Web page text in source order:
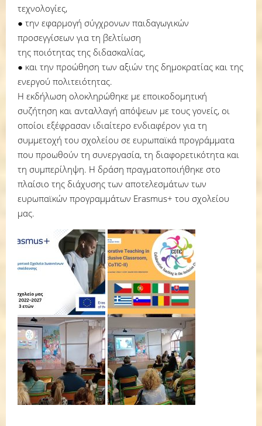
τεχνολογίες,
● την εφαρμογή σύγχρονων παιδαγωγικών
προσεγγίσεων για τη βελτίωση
της ποιότητας της διδασκαλίας,
● και την προώθηση των αξιών της δημοκρατίας και της
ενεργού πολιτειότητας.
Η εκδήλωση ολοκληρώθηκε με εποικοδομητική
συζήτηση και ανταλλαγή απόψεων με τους γονείς, οι
οποίοι εξέφρασαν ιδιαίτερο ενδιαφέρον για τη
συμμετοχή του σχολείου σε ευρωπαϊκά προγράμματα
που προωθούν τη συνεργασία, τη διαφορετικότητα και
τη συμπερίληψη. Η δράση πραγματοποιήθηκε στο
πλαίσιο της διάχυσης των αποτελεσμάτων των
ευρωπαϊκών προγραμμάτων Erasmus+ του σχολείου
μας.